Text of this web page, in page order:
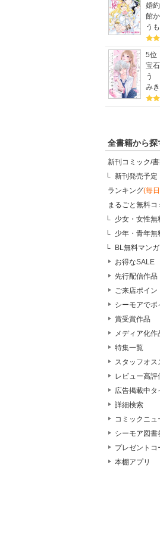
婚
館
う
5位
宝
う
み
全書籍から探
新刊コミック/
新刊発売予定
ランキング(毎
まるごと無料コ
少女・女性無
少年・青年無
BL無料マンガ
お得なSALE
先行配信作品
ご来店ポイン
シーモアでポ
賞受賞作品
メディア化作
特集一覧
スタッフオス
レビュー高評
広告掲載中タ
詳細検索
コミックニュ
シーモア図書
プレゼントコ
本棚アプリ